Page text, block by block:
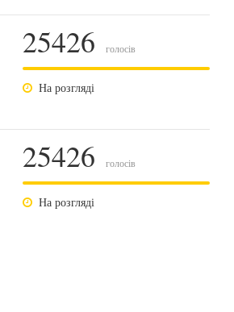
25426 голосів
На розгляді
25426 голосів
На розгляді